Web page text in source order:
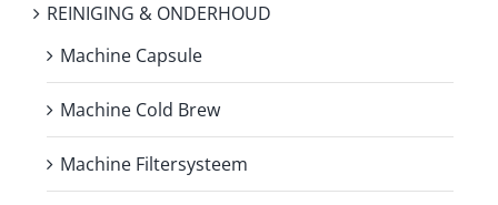
REINIGING & ONDERHOUD
Machine Capsule
Machine Cold Brew
Machine Filtersysteem